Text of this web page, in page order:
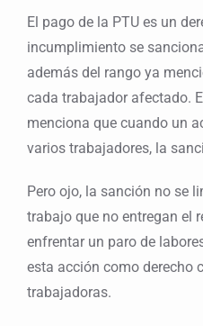
El pago de la PTU es un
incumplimiento se
además del rango ya
cada trabajador afectado.
menciona que cuando un
varios trabajadores, la
Pero ojo, la sanción no se
trabajo que no entregan el
enfrentar un paro de
esta acción como derecho
trabajadoras.